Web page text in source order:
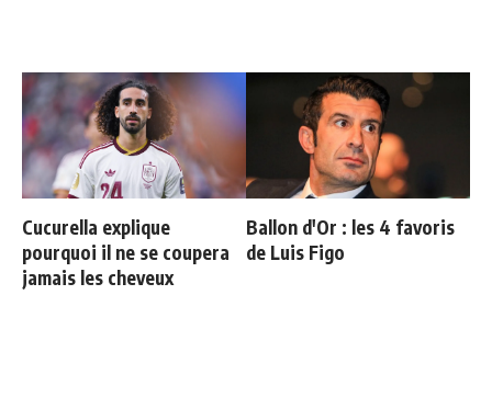
Cucurella explique
pourquoi il ne se coupera
jamais les cheveux
Ballon d'Or : les 4 favoris
de Luis Figo